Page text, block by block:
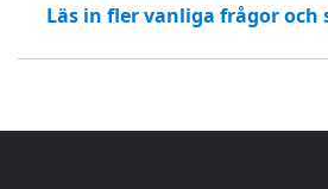
Läs in fler vanliga frågor och